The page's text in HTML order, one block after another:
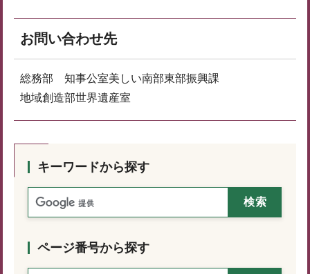
お問い合わせ先
総務部 知事公室美しい南部東部振興課
地域創造部世界遺産室
キーワードから探す
ページ番号から探す